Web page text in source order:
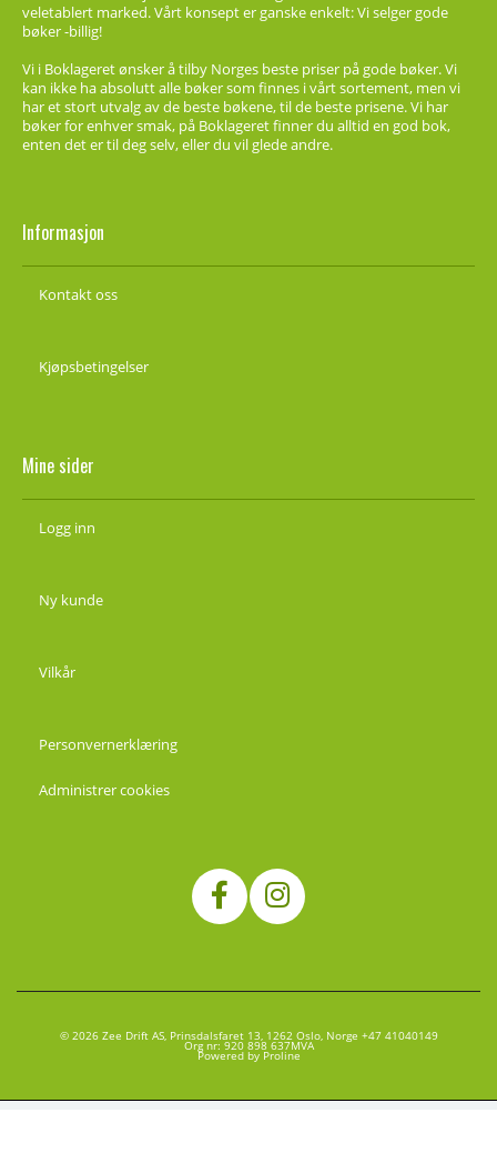
veletablert marked. Vårt konsept er ganske enkelt: Vi selger gode
bøker -billig!
Vi i Boklageret ønsker å tilby Norges beste priser på gode bøker. Vi
kan ikke ha absolutt alle bøker som finnes i vårt sortement, men vi
har et stort utvalg av de beste bøkene, til de beste prisene. Vi har
bøker for enhver smak, på Boklageret finner du alltid en god bok,
enten det er til deg selv, eller du vil glede andre.
Informasjon
Kontakt oss
Kjøpsbetingelser
Mine sider
Logg inn
Ny kunde
Vilkår
Personvernerklæring
Administrer cookies
© 2026 Zee Drift AS, Prinsdalsfaret 13, 1262 Oslo, Norge +47 41040149
Org nr: 920 898 637MVA
Powered by Proline